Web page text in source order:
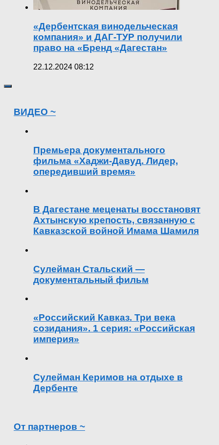
«Дербентская винодельческая
компания» и ДАГ-ТУР получили
право на «Бренд «Дагестан»
22.12.2024 08:12
ВИДЕО ~
Премьера документального
фильма «Хаджи-Давуд. Лидер,
опередивший время»
В Дагестане меценаты восстановят
Ахтынскую крепость, связанную с
Кавказской войной Имама Шамиля
Сулейман Стальский —
документальный фильм
«Российский Кавказ. Три века
созидания». 1 серия: «Российская
империя»
Сулейман Керимов на отдыхе в
Дербенте
От партнеров ~